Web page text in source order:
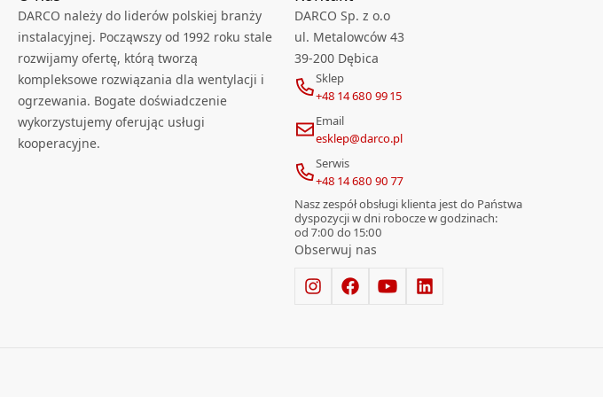
DARCO należy do liderów polskiej branży
instalacyjnej. Począwszy od 1992 roku stale
rozwijamy ofertę, którą tworzą
kompleksowe rozwiązania dla wentylacji i
ogrzewania. Bogate doświadczenie
wykorzystujemy oferując usługi
kooperacyjne.
DARCO Sp. z o.o
ul. Metalowców 43
39-200 Dębica
Sklep
+48 14 680 99 15
Email
esklep@darco.pl
Serwis
+48 14 680 90 77
Nasz zespół obsługi klienta jest do Państwa
dyspozycji w dni robocze w godzinach:
od 7:00 do 15:00
Obserwuj nas